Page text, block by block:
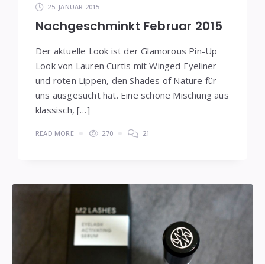
25. JANUAR 2015
Nachgeschminkt Februar 2015
Der aktuelle Look ist der Glamorous Pin-Up
Look von Lauren Curtis mit Winged Eyeliner
und roten Lippen, den Shades of Nature für
uns ausgesucht hat. Eine schöne Mischung aus
klassisch, […]
READ MORE 270 21